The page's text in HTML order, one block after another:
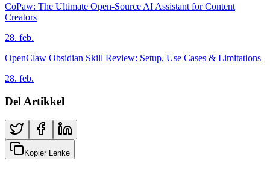
CoPaw: The Ultimate Open-Source AI Assistant for Content
Creators
28. feb.
OpenClaw Obsidian Skill Review: Setup, Use Cases & Limitations
28. feb.
Del Artikkel
Kopier Lenke